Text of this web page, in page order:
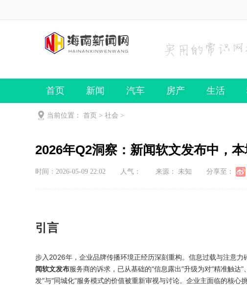
首页 新闻 汽车 房产 生活
当前位置： 首页 > 社会 >
2026年Q2洞察：新闻软文发布中，
时间：2026-05-09 22:02 人气： 来源： 未知 分享至：
引言
步入2026年，企业品牌传播环境正经历深刻重构。信息过载与注意
闻软文发布服务商的诉求，已从基础的“信息露出”升级为对“精准触达
发”与“同城化”服务模式的价值被重新审视与讨论。企业主面临的核